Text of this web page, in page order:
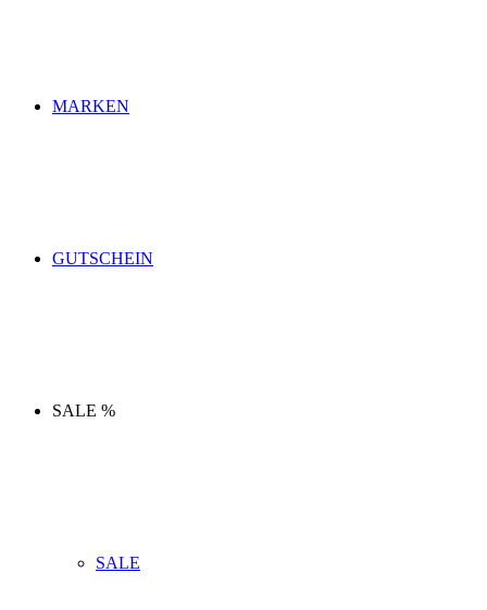
MARKEN
GUTSCHEIN
SALE %
SALE